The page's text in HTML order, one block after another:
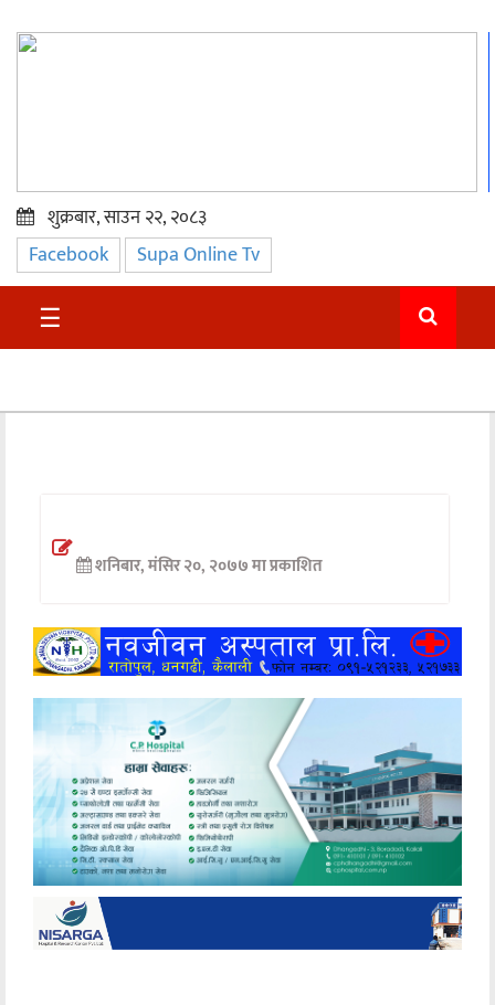
प्रमुख
समाचार
सुदुर
अन्तर्वार्ता
खेलकुद
मनोरञ्जन
अन्य
शुक्रबार, साउन २२, २०८३
Facebook Supa Online Tv
☰
शनिबार, मंसिर २०, २०७७ मा प्रकाशित